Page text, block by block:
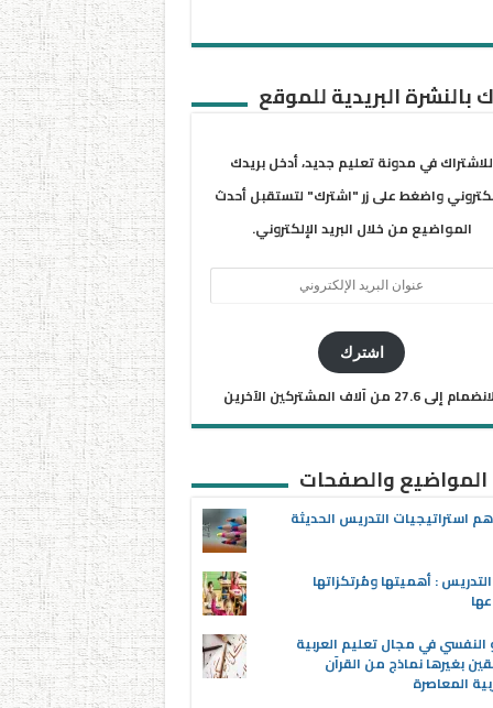
بالنشرة البريدية للموقع
للاشتراك في مدونة تعليم جديد، أدخل بريدك
واضغط على زر "اشترك" لتستقبل أحدث
المواضيع من خلال البريد الإلكتروني.
اشترك
إلى 27.6 من آلاف المشتركين الآخرين
المواضيع والصفحات
استراتيجيات التدريس الحديثة
: أهميتها ومُرتكزاتها
النفسي في مجال تعليم العربية
بغيرها نماذج من القرآن
المعاصرة